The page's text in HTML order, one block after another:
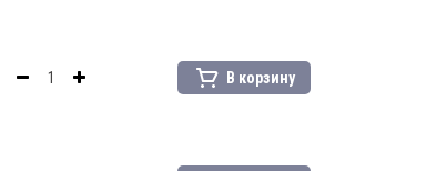
В корзину